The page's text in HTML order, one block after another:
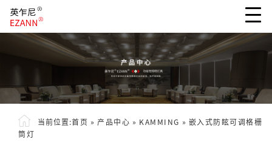
当前位置:首页 » 产品中心 » KAMMING » 嵌入式防眩可调格栅
筒灯